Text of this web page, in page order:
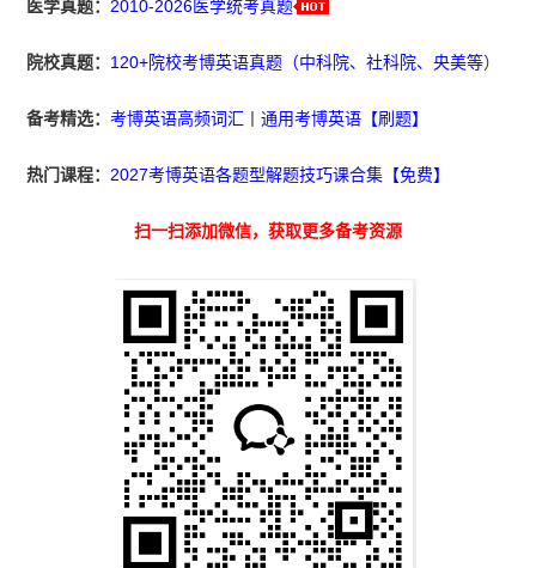
医学真题：2010-2026医学统考真题
院校真题： 120+院校考博英语真题（中科院、社科院、央美等）
备考精选：考博英语高频词汇 丨通用考博英语【刷题】
热门课程： 2027考博英语各题型解题技巧课合集【免费】
扫一扫添加微信，获取更多备考资源